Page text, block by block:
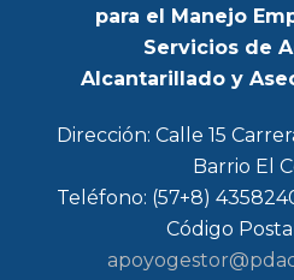
para el Manejo
Servicios de
Alcantarillado y
Dirección: Calle 15
Barrio El
Teléfono: (57+8)
Código